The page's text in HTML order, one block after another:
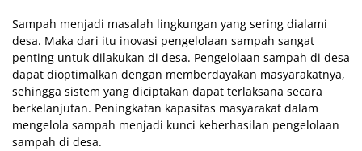
Sampah menjadi masalah lingkungan yang sering dialami
desa. Maka dari itu inovasi pengelolaan sampah sangat
penting untuk dilakukan di desa. Pengelolaan sampah di desa
dapat dioptimalkan dengan memberdayakan masyarakatnya,
sehingga sistem yang diciptakan dapat terlaksana secara
berkelanjutan. Peningkatan kapasitas masyarakat dalam
mengelola sampah menjadi kunci keberhasilan pengelolaan
sampah di desa.